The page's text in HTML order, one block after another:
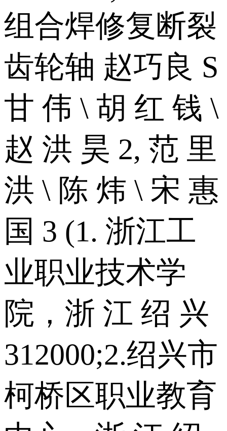
组合焊修复断裂
齿轮轴 赵巧良 S
甘 伟 \ 胡 红 钱 \
赵 洪 昊 2, 范 里
洪 \ 陈 炜 \ 宋 惠
国 3 (1. 浙江工
业职业技术学
院，浙 江 绍 兴
312000;2.绍兴市
柯桥区职业教育